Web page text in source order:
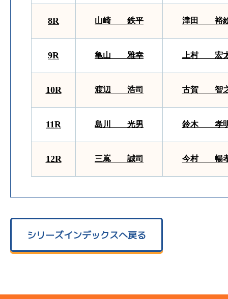
8R 山崎 鉄平 津田 裕
9R 亀山 雅幸 上村 宏
10R 渡辺 浩司 古賀 智
11R 島川 光男 鈴木 孝
12R 三嶌 誠司 今村 暢
シリーズインデックスへ戻る